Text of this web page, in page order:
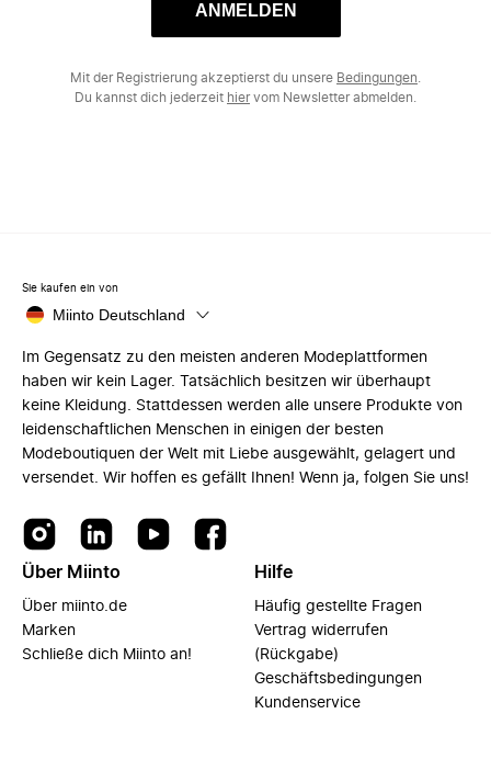
ANMELDEN
Mit der Registrierung akzeptierst du unsere Bedingungen
Du kannst dich jederzeit hiervom Newsletter abmelden.
Sie kaufen ein von
Miinto Deutschland
Im Gegensatz zu den meisten anderen Modeplattformen
haben wir kein Lager. Tatsächlich besitzen wir überhaupt
keine Kleidung. Stattdessen werden alle unsere Produkte von
leidenschaftlichen Menschen in einigen der besten
Modeboutiquen der Welt mit Liebe ausgewählt, gelagert und
versendet. Wir hoffen es gefällt Ihnen! Wenn ja, folgen Sie uns!
Über Miinto
Über miinto.de
Marken
Schließe dich Miinto an!
Hilfe
Häufig gestellte Fragen
Vertrag widerrufen
(Rückgabe)
Geschäftsbedingungen
Kundenservice